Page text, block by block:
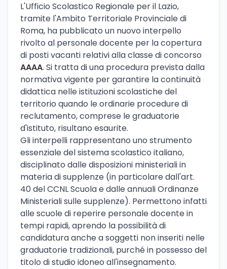
L'Ufficio Scolastico Regionale per il Lazio,
tramite l'Ambito Territoriale Provinciale di
Roma, ha pubblicato un nuovo interpello
rivolto al personale docente per la copertura
di posti vacanti relativi alla classe di concorso
AAAA. Si tratta di una procedura prevista dalla
normativa vigente per garantire la continuità
didattica nelle istituzioni scolastiche del
territorio quando le ordinarie procedure di
reclutamento, comprese le graduatorie
d'istituto, risultano esaurite.
Gli interpelli rappresentano uno strumento
essenziale del sistema scolastico italiano,
disciplinato dalle disposizioni ministeriali in
materia di supplenze (in particolare dall'art.
40 del CCNL Scuola e dalle annuali Ordinanze
Ministeriali sulle supplenze). Permettono infatti
alle scuole di reperire personale docente in
tempi rapidi, aprendo la possibilità di
candidatura anche a soggetti non inseriti nelle
graduatorie tradizionali, purché in possesso del
titolo di studio idoneo all'insegnamento.